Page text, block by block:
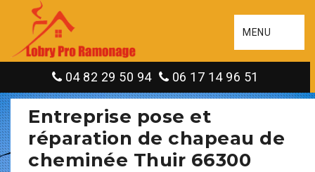
MENU
04 82 29 50 94 06 17 14 96 51
Entreprise pose et
réparation de chapeau de
cheminée Thuir 66300